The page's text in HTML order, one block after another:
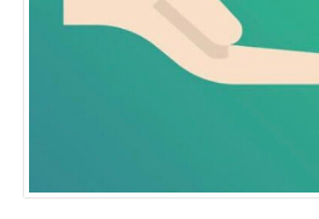
o el yacimiento de Domus
otros. Incorpora la visita y
Fortaleza de la Mota, con
el apartado de